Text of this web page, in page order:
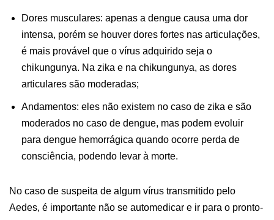
Dores musculares: apenas a dengue causa uma dor
intensa, porém se houver dores fortes nas articulações,
é mais provável que o vírus adquirido seja o
chikungunya. Na zika e na chikungunya, as dores
articulares são moderadas;
Andamentos: eles não existem no caso de zika e são
moderados no caso de dengue, mas podem evoluir
para dengue hemorrágica quando ocorre perda de
consciência, podendo levar à morte.
No caso de suspeita de algum vírus transmitido pelo
Aedes, é importante não se automedicar e ir para o pronto-